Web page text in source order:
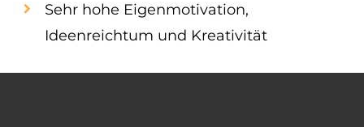
Sehr hohe Eigenmotivation,
Ideenreichtum und Kreativität